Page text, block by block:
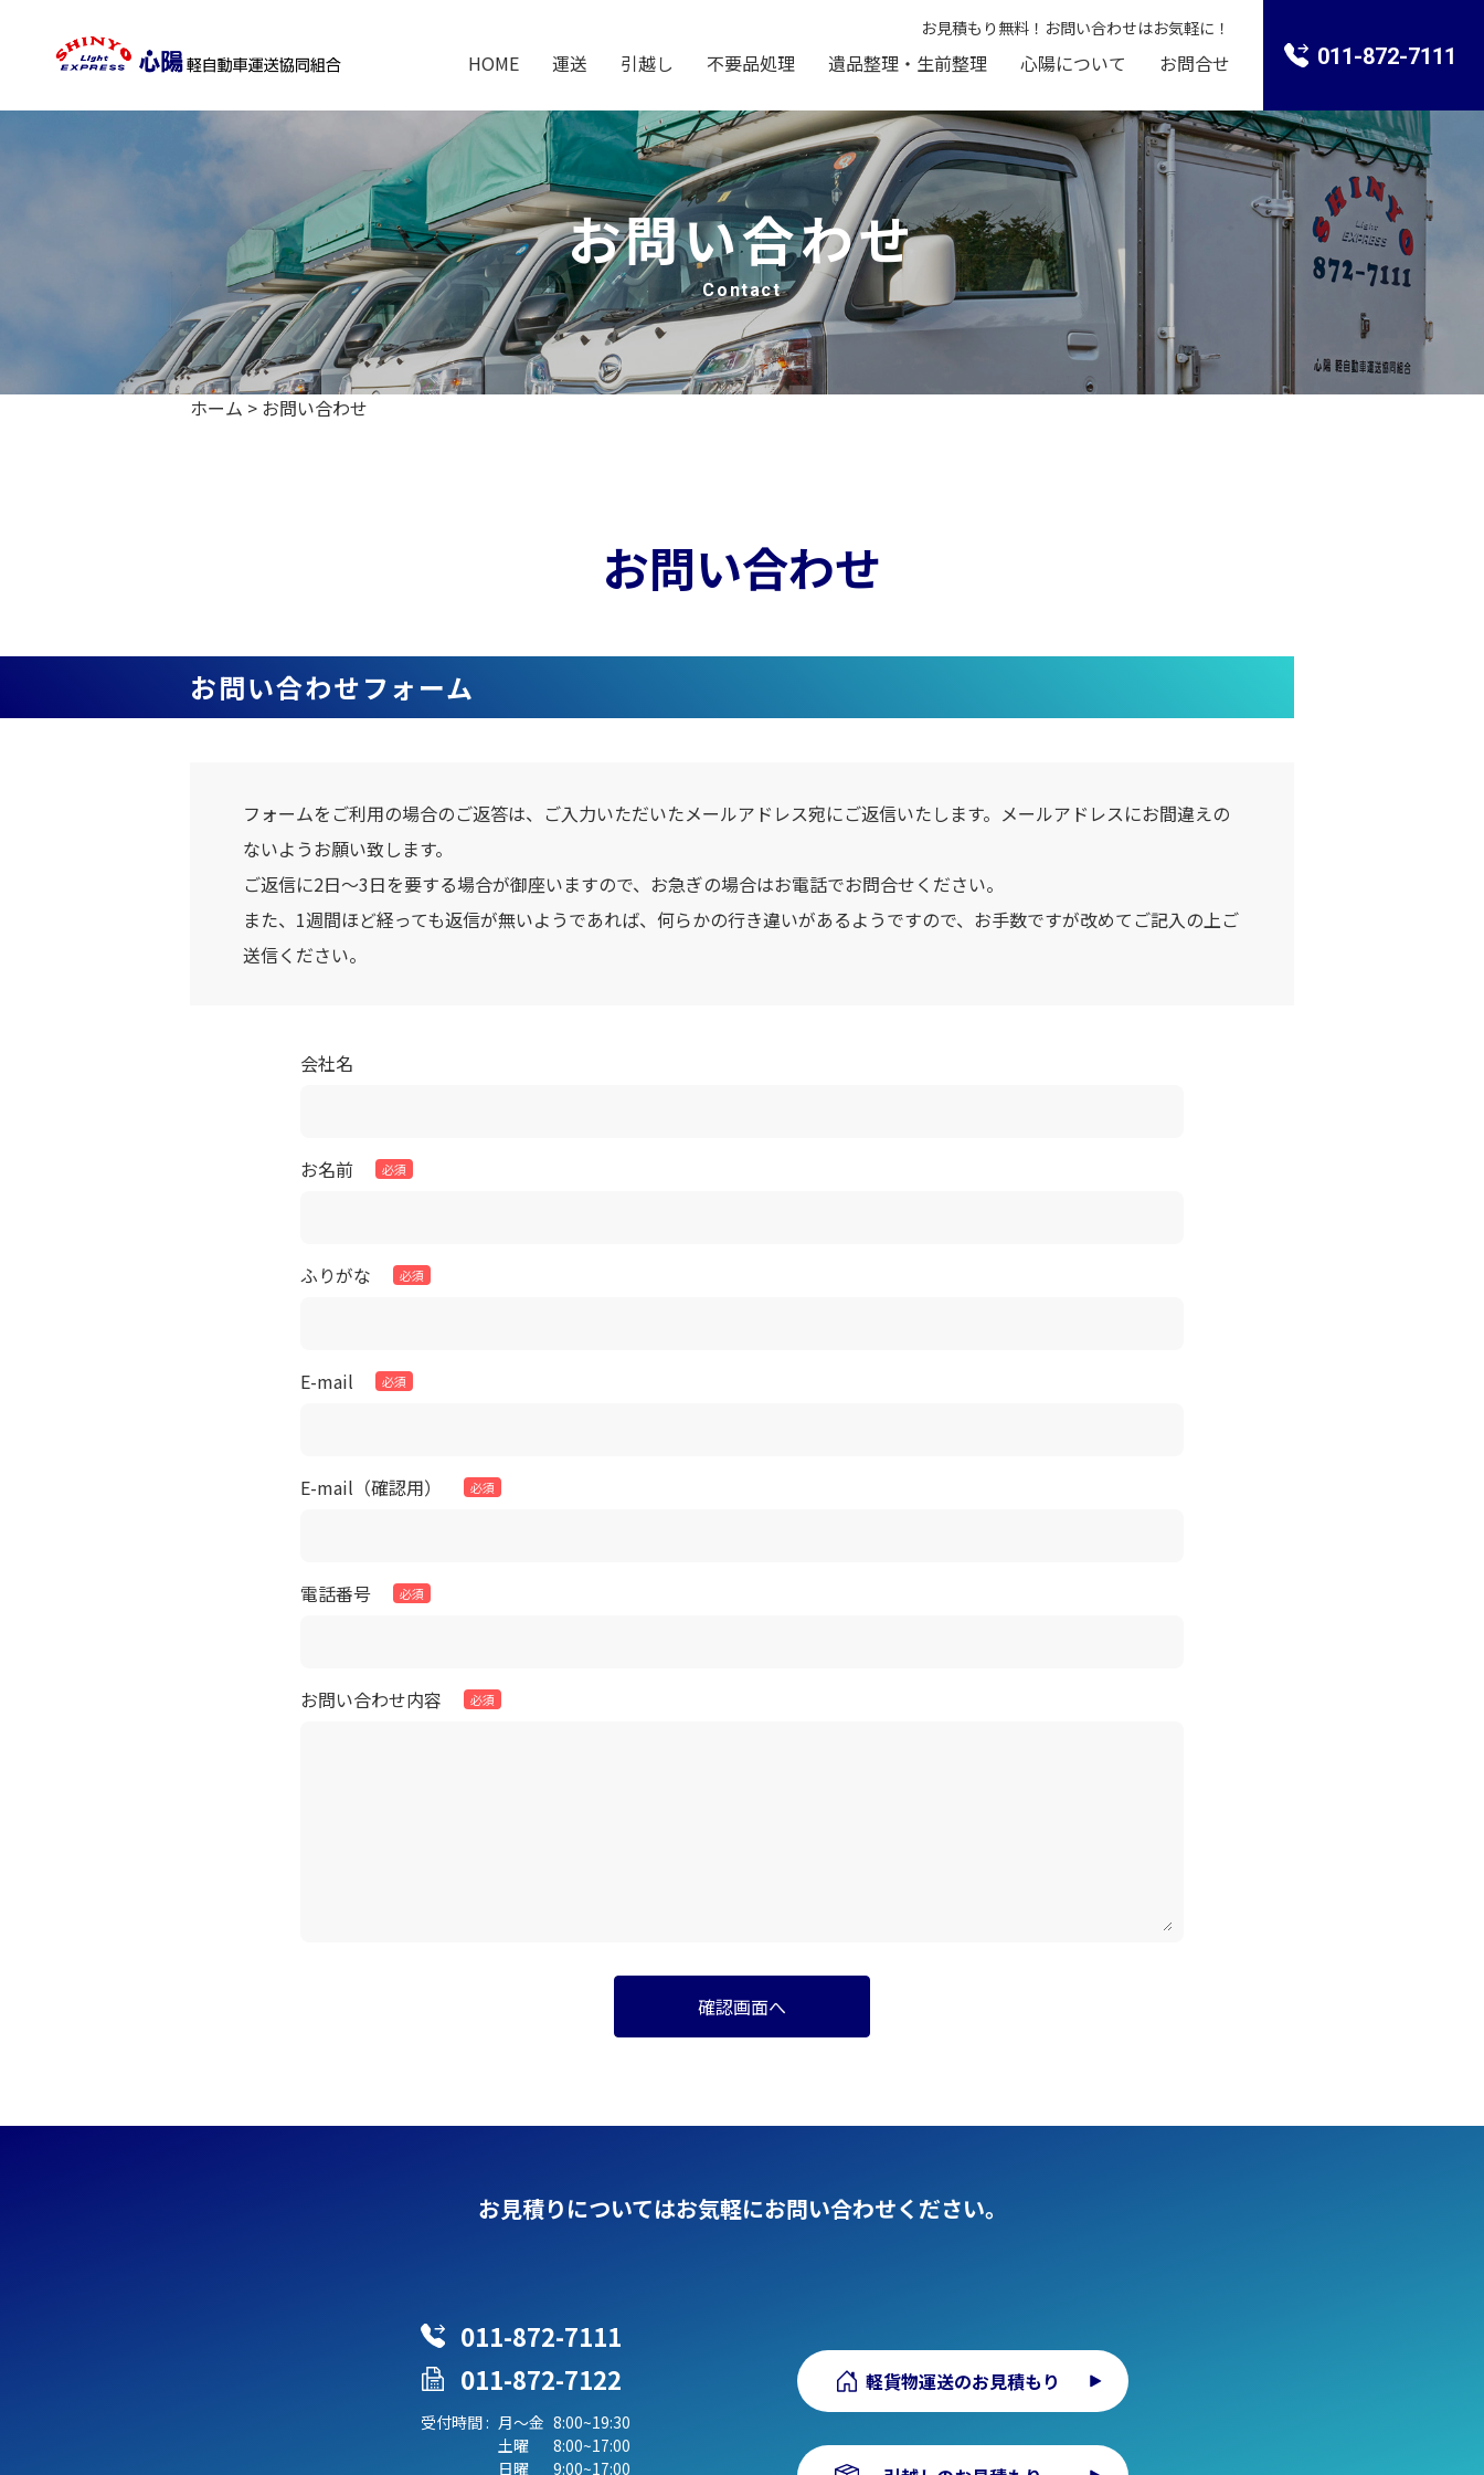
お見積もり無料！お問い合わせはお気軽に！
HOME 運送 引越し 不要品処理 遺品整理・生前整理 心陽について お問合せ 011-872-7111
お問い合わせ
Contact
ホーム > お問い合わせ
お問い合わせ
お問い合わせフォーム
フォームをご利用の場合のご返答は、ご入力いただいたメールアドレス宛にご返信いたします。メールアドレスにお間違えの
ないようお願い致します。
ご返信に2日～3日を要する場合が御座いますので、お急ぎの場合はお電話でお問合せください。
また、1週間ほど経っても返信が無いようであれば、何らかの行き違いがあるようですので、お手数ですが改めてご記入の上ご
送信ください。
会社名
お名前
ふりがな
E-mail
E-mail（確認用）
電話番号
お問い合わせ内容
お見積りについてはお気軽にお問い合わせください。
011-872-7111
011-872-7122
受付時間 : 月〜金 8:00~19:30
土曜
8:00~17:00
日曜
9:00~17:00
軽貨物運送のお見積もり